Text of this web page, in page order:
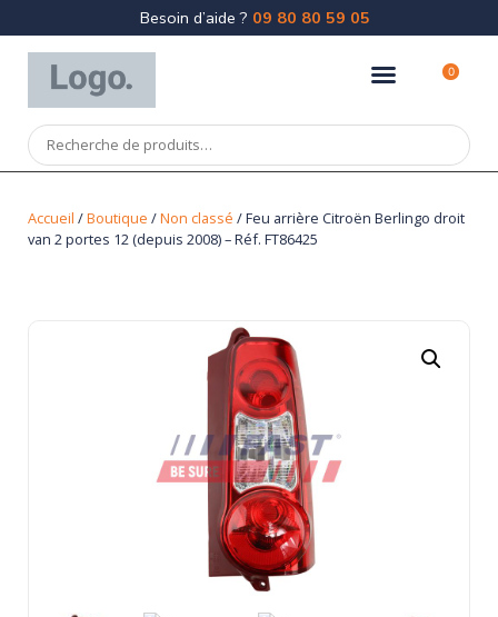
Besoin d’aide ? 09 80 80 59 05
0
Accueil /Boutique /Non classé / Feu arrière Citroën Berlingo droit
van 2 portes 12 (depuis 2008) – Réf. FT86425